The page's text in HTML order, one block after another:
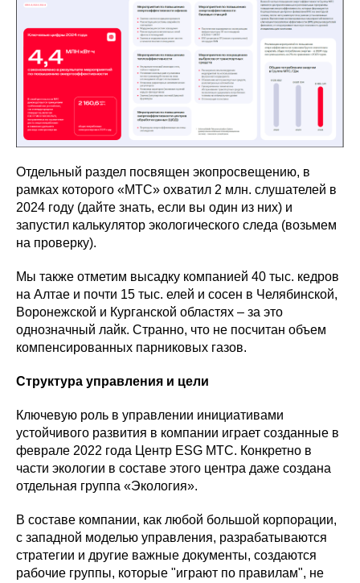
Отдельный раздел посвящен экопросвещению, в
рамках которого «МТС» охватил 2 млн. слушателей в
2024 году (дайте знать, если вы один из них) и
запустил калькулятор экологического следа (возьмем
на проверку).
Мы также отметим высадку компанией 40 тыс. кедров
на Алтае и почти 15 тыс. елей и сосен в Челябинской,
Воронежской и Курганской областях – за это
однозначный лайк. Странно, что не посчитан объем
компенсированных парниковых газов.
Структура управления и цели
Ключевую роль в управлении инициативами
устойчивого развития в компании играет созданные в
феврале 2022 года Центр ESG МТС. Конкретно в
части экологии в составе этого центра даже создана
отдельная группа «Экология».
В составе компании, как любой большой корпорации,
с западной моделью управления, разрабатываются
стратегии и другие важные документы, создаются
рабочие группы, которые "играют по правилам", не